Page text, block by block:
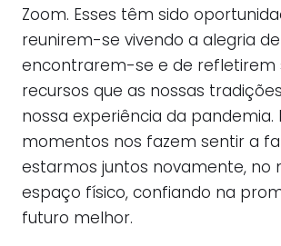
Zoom. Esses têm sido
reunirem-se vivendo a alegria de
encontrarem-se e de refletirem
recursos que as nossas
nossa experiência da pandemia.
momentos nos fazem sentir a
estarmos juntos novamente, no
espaço físico, confiando na
futuro melhor.